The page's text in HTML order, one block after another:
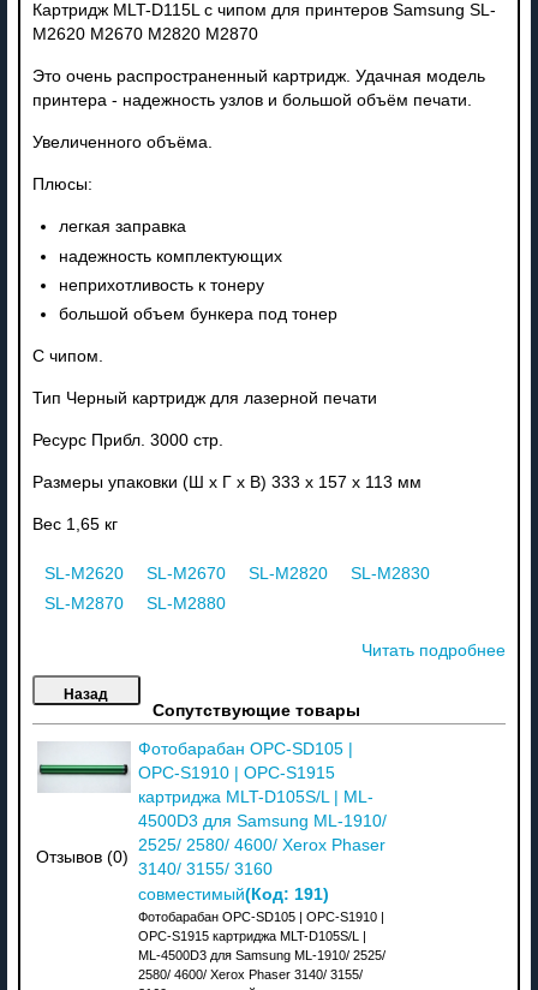
Картридж MLT-D115L с чипом для принтеров Samsung SL-
M2620 M2670 M2820 M2870
Это очень распространенный картридж. Удачная модель
принтера - надежность узлов и большой объём печати.
Увеличенного объёма.
Плюсы:
легкая заправка
надежность комплектующих
неприхотливость к тонеру
большой объем бункера под тонер
С чипом.
Тип Черный картридж для лазерной печати
Ресурс Прибл. 3000 стр.
Размеры упаковки (Ш х Г х В) 333 x 157 x 113 мм
Вес 1,65 кг
SL-M2620 SL-M2670 SL-M2820
SL-M2830
SL-M2870
SL-M2880
Читать подробнее
Сопутствующие товары
Отзывов (0)
Фотобарабан OPC-SD105 |
OPC-S1910 | OPC-S1915
картриджа MLT-D105S/L | ML-
4500D3 для Samsung ML-1910/
2525/ 2580/ 4600/ Xerox Phaser
3140/ 3155/ 3160
совместимый(Код: 191)
Фотобарабан OPC-SD105 | OPC-S1910 |
OPC-S1915 картриджа MLT-D105S/L |
ML-4500D3 для Samsung ML-1910/ 2525/
2580/ 4600/ Xerox Phaser 3140/ 3155/